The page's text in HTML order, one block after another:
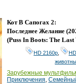
Кот В Сапогах 2:
Последнее Желание
(Puss In Boots: The Last
HD 2160р
Зарубежные
Приключения,